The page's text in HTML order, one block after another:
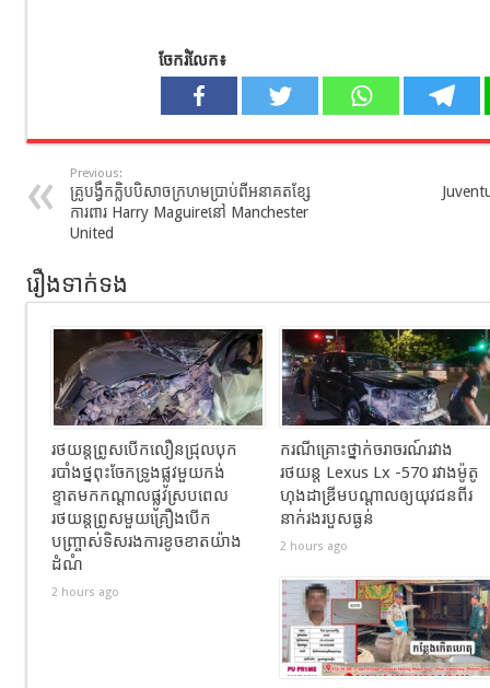
ចែករំលែក៖
Previous:
គ្រូបង្វឹកក្លិបបិសាចក្រហមប្រាប់ពីអនាគតខ្សែ
ការពារ Harry Maguireនៅ Manchester
United
រឿងទាក់ទង
រថយន្តព្រូសបើកលឿនជ្រុលបុក
របាំងថ្នពុះចែកទ្រូងផ្លូវមួយកង់
ខ្ទាតមកកណ្តាលផ្លូវស្របពេល
រថយន្តព្រូសមួយគ្រឿងបើក
បញ្ច្រាស់ទិសរងការខូចខាតយ៉ាង
ដំណំ
2 hours ago
ករណីគ្រោះថ្នាក់ចរាចរណ៍រវាង
រថយន្ត Lexus Lx -570 រវាងម៉ូតូ
ហុងដាឌ្រីមបណ្ដាលឲ្យយុវជនពីរ
នាក់រងរបួសធ្ងន់
2 hours ago